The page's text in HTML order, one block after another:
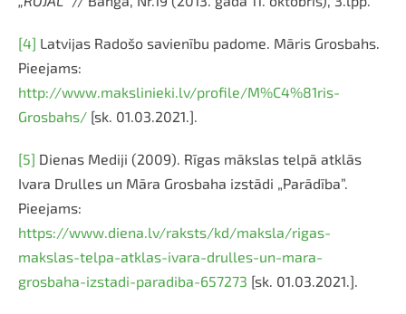
[4] Latvijas Radošo savienību padome. Māris Grosbahs.
Pieejams:
http://www.makslinieki.lv/profile/M%C4%81ris-
Grosbahs/ [sk. 01.03.2021.].
[5] Dienas Mediji (2009). Rīgas mākslas telpā atklās
Ivara Drulles un Māra Grosbaha izstādi „Parādība”.
Pieejams:
https://www.diena.lv/raksts/kd/maksla/rigas-
makslas-telpa-atklas-ivara-drulles-un-mara-
grosbaha-izstadi-paradiba-657273 [sk. 01.03.2021.].